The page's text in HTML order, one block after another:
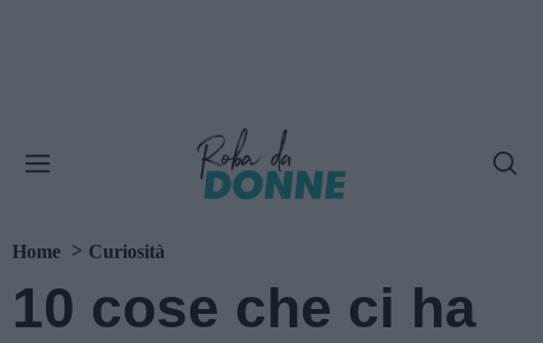
Home Curiosità
10 cose che ci ha